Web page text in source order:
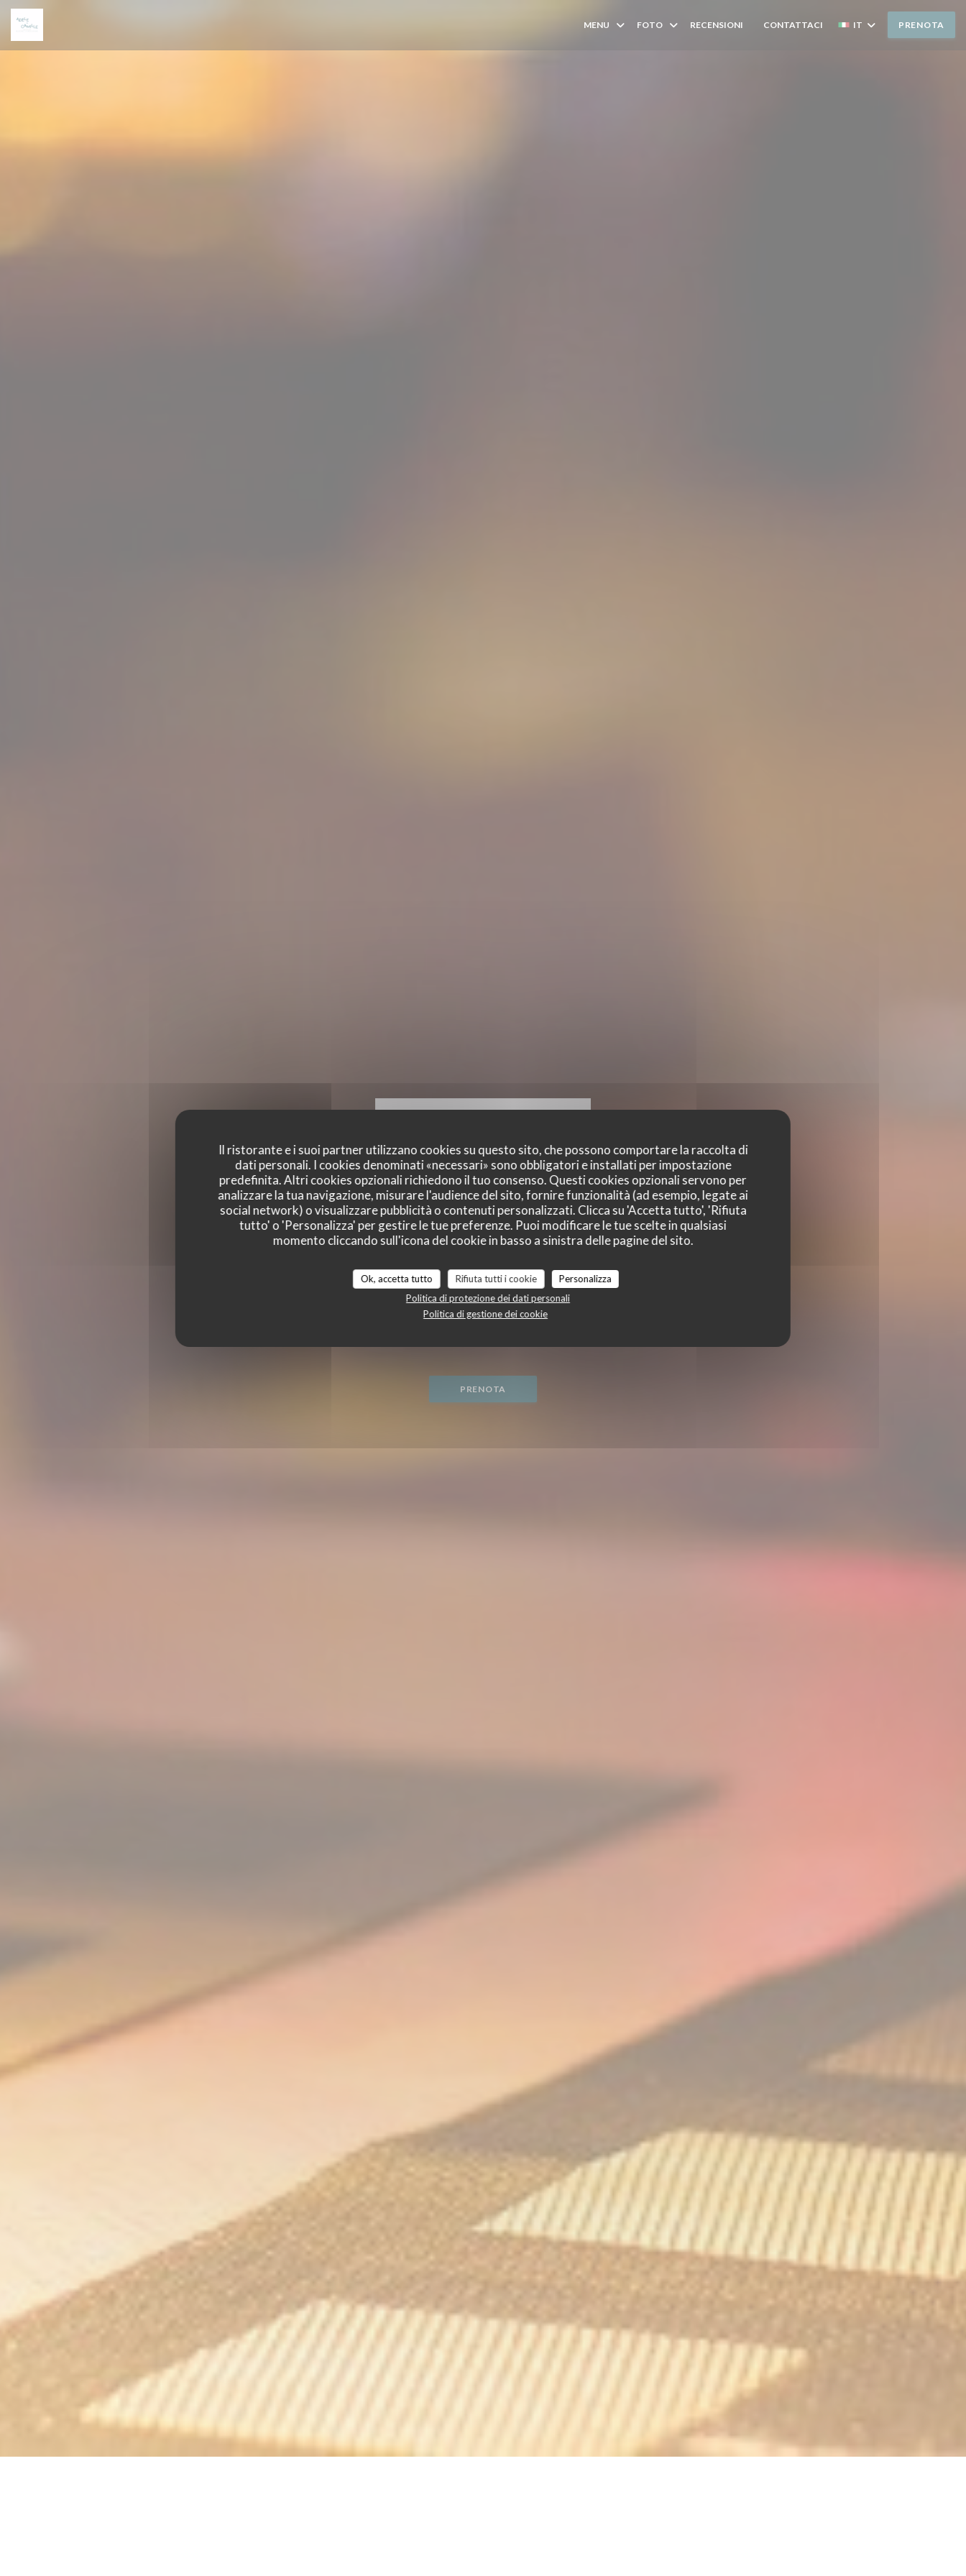
Personalizzazione delle tue scelte sui cookie
Il ristorante e i suoi partner utilizzano cookies su questo sito, che possono comportare la raccolta di
dati personali. I cookies denominati «necessari» sono obbligatori e installati per impostazione
predefinita. Altri cookies opzionali richiedono il tuo consenso. Questi cookies opzionali servono per
analizzare la tua navigazione, misurare l'audience del sito, fornire funzionalità (ad esempio, legate ai
social network) o visualizzare pubblicità o contenuti personalizzati. Clicca su 'Accetta tutto', 'Rifiuta
tutto' o 'Personalizza' per gestire le tue preferenze. Puoi modificare le tue scelte in qualsiasi
momento cliccando sull'icona del cookie in basso a sinistra delle pagine del sito.
Ok, accetta tutto Rifiuta tutti i cookie
Personalizza
Politica di protezione dei dati personali
Politica di gestione dei cookie
MENU FOTO RECENSIONI ((APRE UNA NUOVA FINESTRA))
CONTATTACI IT PRENOTA
ADELE & CAMILLE
PRENOTA